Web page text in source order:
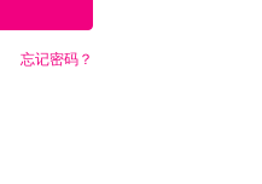
忘记密码？